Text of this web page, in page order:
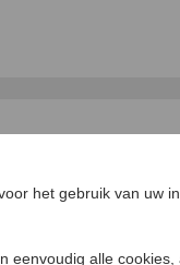
het gebruik van uw
eenvoudig alle